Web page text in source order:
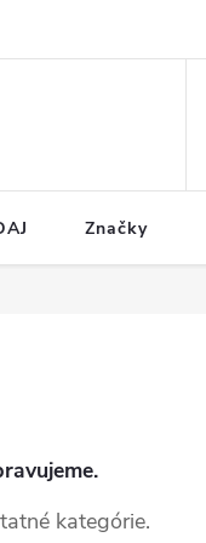
Značky
kategórie.